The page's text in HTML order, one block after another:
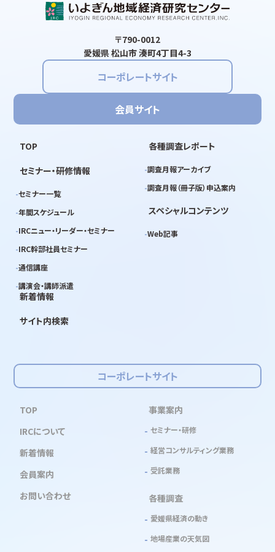
〒790-0012
愛媛県 松山市 湊町4丁目4-3
コーポレートサイト
会員サイト
TOP
セミナー・研修情報
セミナー一覧
年間スケジュール
IRCニュー・リーダー・セミナー
IRC幹部社員セミナー
通信講座
講演会・講師派遣
各種調査レポート
調査月報アーカイブ
調査月報（冊子版）申込案内
スペシャルコンテンツ
Web記事
新着情報
サイト内検索
コーポレートサイト
TOP
IRCについて
新着情報
会員案内
お問い合わせ
事業案内
セミナー・研修
経営コンサルティング業務
受託業務
各種調査
愛媛県経済の動き
地場産業の天気図